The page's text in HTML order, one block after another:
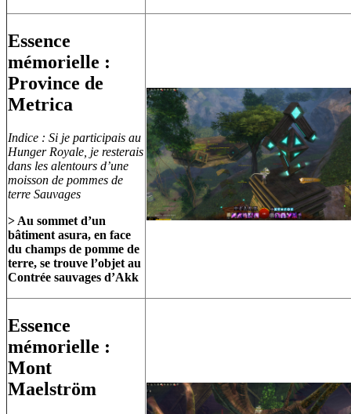
Essence
mémorielle :
Province de
Metrica
Indice : Si je participais au
Hunger Royale, je resterais
dans les alentours d’une
moisson de pommes de
terre Sauvages
> Au sommet d’un
bâtiment asura, en face
du champs de pomme de
terre, se trouve l’objet au
Contrée sauvages d’Akk
Essence
mémorielle :
Mont
Maelström